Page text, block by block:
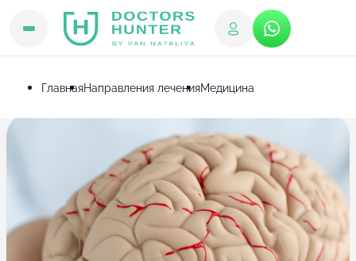
ГлавнаяНаправления леченияМедицина